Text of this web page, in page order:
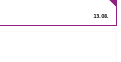
13.08.